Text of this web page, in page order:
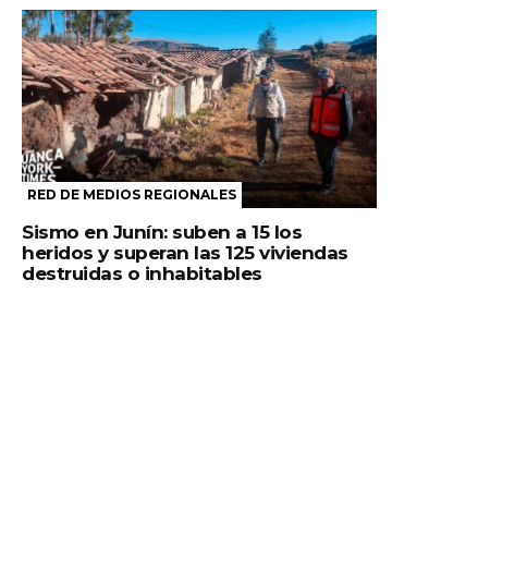
RED DE MEDIOS REGIONALES
Sismo en Junín: suben a 15 los
heridos y superan las 125 viviendas
destruidas o inhabitables